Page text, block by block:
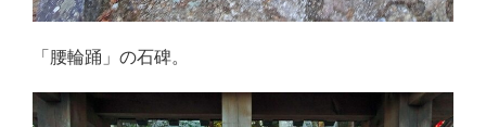
「腰輪踊」の石碑。